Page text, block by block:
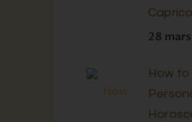
28
How to